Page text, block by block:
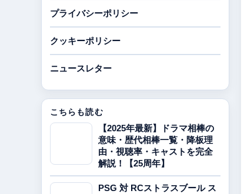
プライバシーポリシー
クッキーポリシー
ニュースレター
こちらも読む
【2025年最新】ドラマ相棒の
意味・歴代相棒一覧・降板理
由・視聴率・キャストを完全
解説！【25周年】
PSG 対 RCストラスブール ス